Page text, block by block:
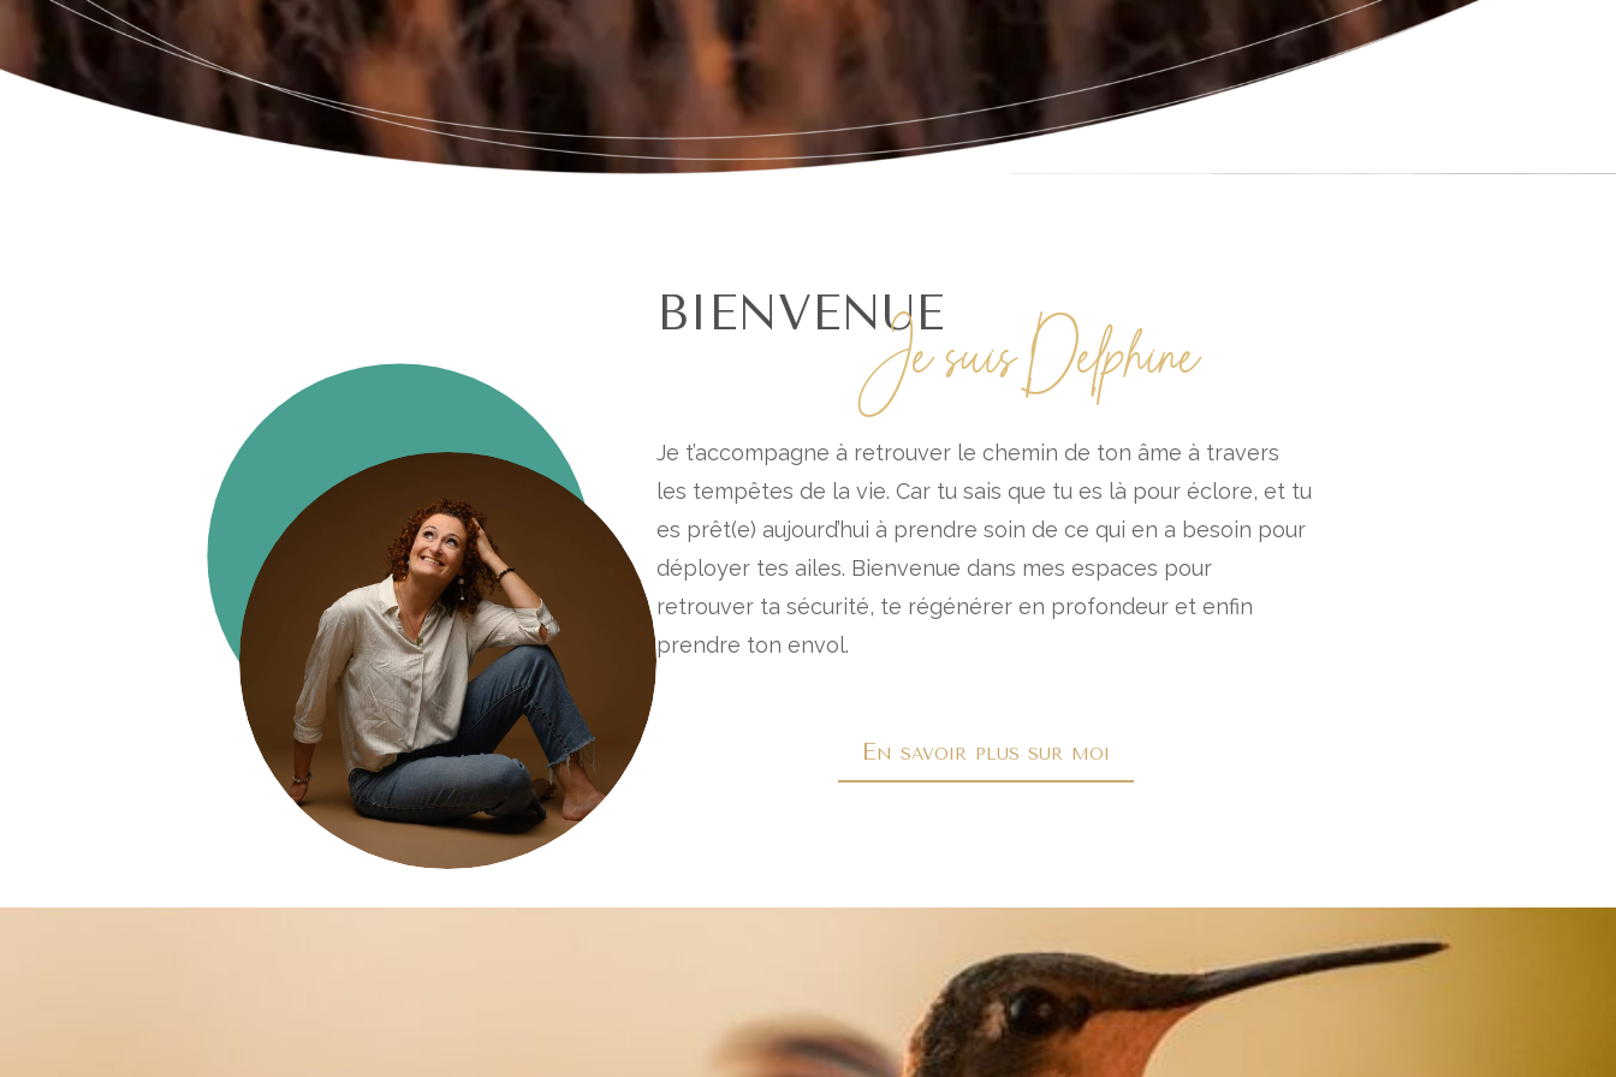
BIENVENUEJe suis Delphine
Je t’accompagne à retrouver le chemin de ton âme à travers
les tempêtes de la vie. Car tu sais que tu es là pour éclore, et tu
es prêt(e) aujourd’hui à prendre soin de ce qui en a besoin pour
déployer tes ailes. Bienvenue dans mes espaces pour
retrouver ta sécurité, te régénérer en profondeur et enfin
prendre ton envol.
En savoir plus sur moi